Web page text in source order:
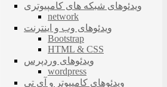
ویدئوهای شبکه های کامپیوتری
network
ویدئوهای وب و اینترنت
Bootstrap
HTML & CSS
ویدئوهای وردپرس
wordpress
ویدئوهای کامپیوتر و آی تی